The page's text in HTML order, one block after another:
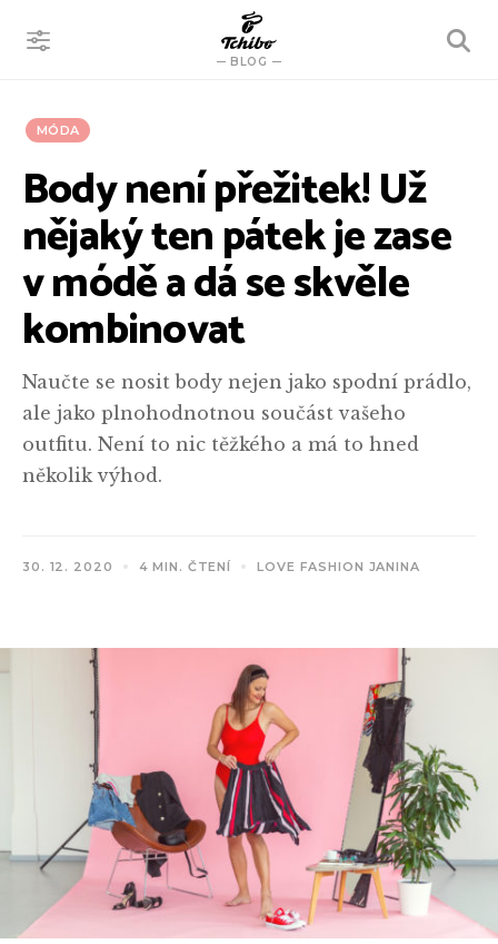
BLOG
VYHLEDÁVÁNÍ
MÓDA
Body není přežitek! Už
nějaký ten pátek je zase
v módě a dá se skvěle
kombinovat
Naučte se nosit body nejen jako spodní prádlo,
ale jako plnohodnotnou součást vašeho
outfitu. Není to nic těžkého a má to hned
několik výhod.
30. 12. 2020 4 MIN. ČTENÍ LOVE FASHION JANINA